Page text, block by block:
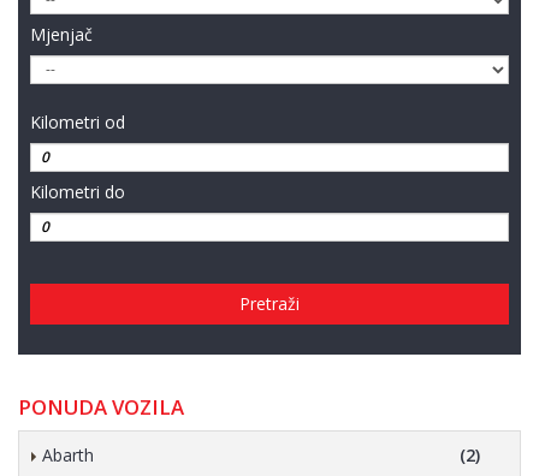
Mjenjač
Kilometri od
Kilometri do
Pretraži
PONUDA VOZILA
Abarth (2)